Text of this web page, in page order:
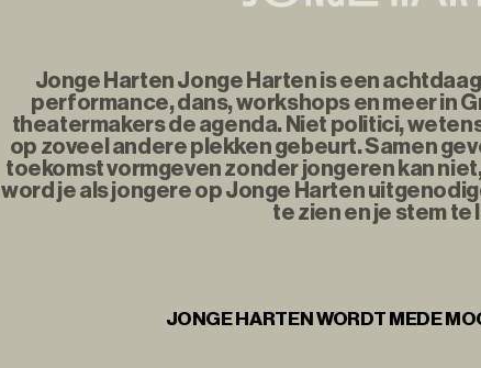
Jonge Harten Jonge Harten is een
performance, dans, workshops en meer in
theatermakers de agenda. Niet politici,
op zoveel andere plekken gebeurt. Samen
toekomst vormgeven zonder jongeren kan
word je als jongere op Jonge Harten
te zien en je stem te
JONGE HARTEN WORDT MEDE